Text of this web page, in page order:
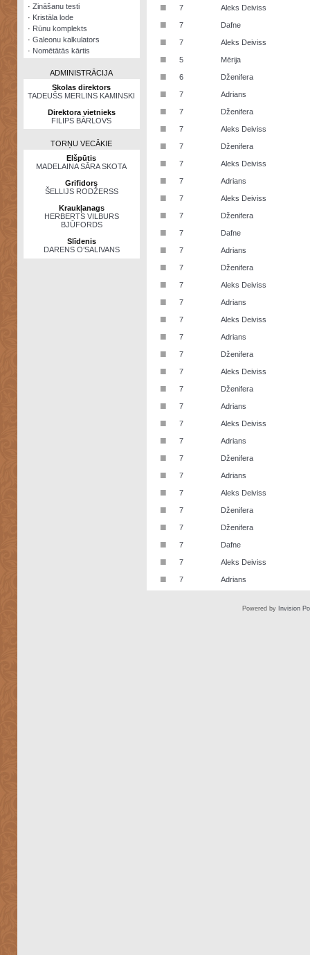
· Zināšanu testi
· Kristāla lode
· Rūnu komplekts
· Galeonu kalkulators
· Nomētātās kārtis
ADMINISTRĀCIJA
Skolas direktors
TADEUŠS MERLINS KAMINSKI
Direktora vietnieks
FILIPS BĀRLOVS
TORŅU VECĀKIE
Elšpūtis
MADELAINA SĀRA SKOTA
Grifidors
ŠELLIJS RODŽERSS
Kraukļanags
HERBERTS VILBURS
BJŪFORDS
Slīdenis
DARENS O’SALIVANS
■ 7 Aleks Deiviss
■ 7 Dafne
■ 7 Aleks Deiviss
■ 5 Mērija
■ 6 Dženifera
■ 7 Adrians
■ 7 Dženifera
■ 7 Aleks Deiviss
■ 7 Dženifera
■ 7 Aleks Deiviss
■ 7 Adrians
■ 7 Aleks Deiviss
■ 7 Dženifera
■ 7 Dafne
■ 7 Adrians
■ 7 Dženifera
■ 7 Aleks Deiviss
■ 7 Adrians
■ 7 Aleks Deiviss
■ 7 Adrians
■ 7 Dženifera
■ 7 Aleks Deiviss
■ 7 Dženifera
■ 7 Adrians
■ 7 Aleks Deiviss
■ 7 Adrians
■ 7 Dženifera
■ 7 Adrians
■ 7 Aleks Deiviss
■ 7 Dženifera
■ 7 Dženifera
■ 7 Dafne
■ 7 Aleks Deiviss
■ 7 Adrians
Powered by Invision